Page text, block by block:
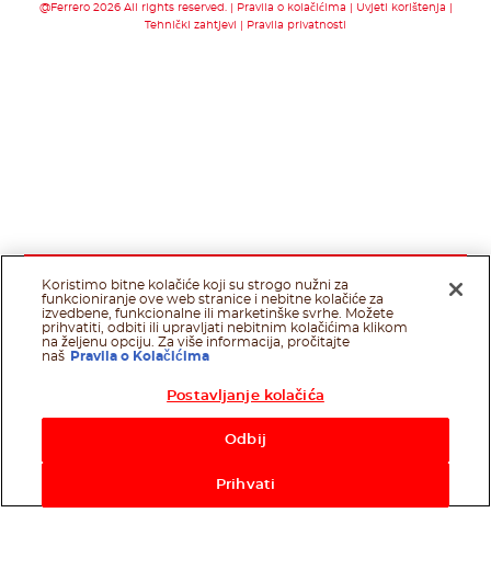
@Ferrero 2026 All rights reserved. Pravila o kolačićima
Uvjeti korištenja
Tehnički zahtjevi
Pravila privatnosti
Koristimo bitne kolačiće koji su strogo nužni za
funkcioniranje ove web stranice i nebitne kolačiće za
izvedbene, funkcionalne ili marketinške svrhe. Možete
prihvatiti, odbiti ili upravljati nebitnim kolačićima klikom
na željenu opciju. Za više informacija, pročitajte
naš
Pravila o Kolačićima
Postavljanje kolačića
Odbij
Prihvati